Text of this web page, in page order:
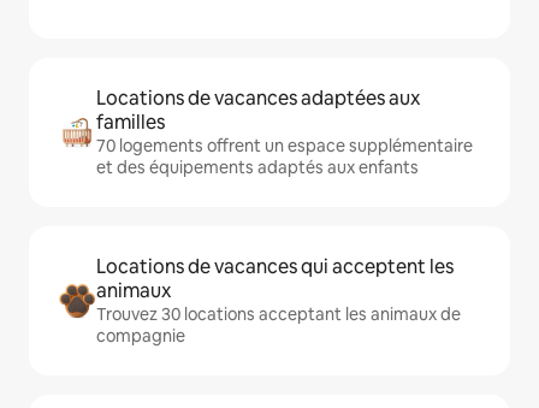
Locations de vacances adaptées aux
familles
70 logements offrent un espace supplémentaire
et des équipements adaptés aux enfants
Locations de vacances qui acceptent les
animaux
Trouvez 30 locations acceptant les animaux de
compagnie